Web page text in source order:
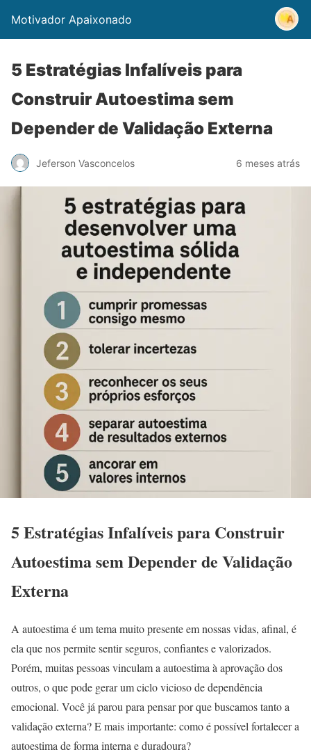
Motivador Apaixonado
5 Estratégias Infalíveis para
Construir Autoestima sem
Depender de Validação Externa
Jeferson Vasconcelos 6 meses atrás
5 Estratégias Infalíveis para Construir
Autoestima sem Depender de Validação
Externa
A autoestima é um tema muito presente em nossas vidas, afinal, é
ela que nos permite sentir seguros, confiantes e valorizados.
Porém, muitas pessoas vinculam a autoestima à aprovação dos
outros, o que pode gerar um ciclo vicioso de dependência
emocional. Você já parou para pensar por que buscamos tanto a
validação externa? E mais importante: como é possível fortalecer a
autoestima de forma interna e duradoura?